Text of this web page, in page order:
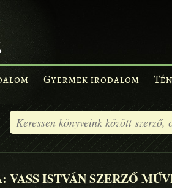
Gyermek irodalom
VASS ISTVÁN SZERZŐ